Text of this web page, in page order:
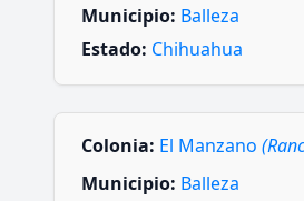
Municipio: Balleza
Estado: Chihuahua
Colonia: El Manzano
Municipio: Balleza